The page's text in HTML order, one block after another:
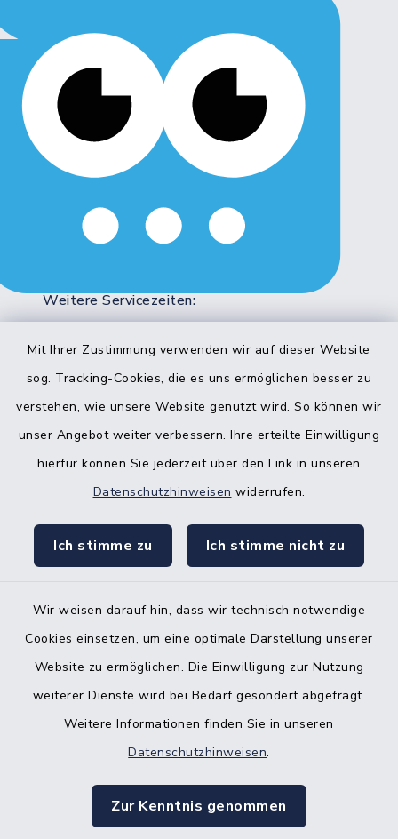
Mit Ihrer Zustimmung verwenden wir auf dieser Website
sog. Tracking-Cookies, die es uns ermöglichen besser zu
verstehen, wie unsere Website genutzt wird. So können wir
unser Angebot weiter verbessern. Ihre erteilte Einwilligung
hierfür können Sie jederzeit über den Link in unseren
Datenschutzhinweisen widerrufen.
Ich stimme zu Ich stimme nicht zu
Wir weisen darauf hin, dass wir technisch notwendige
Cookies einsetzen, um eine optimale Darstellung unserer
Website zu ermöglichen. Die Einwilligung zur Nutzung
weiterer Dienste wird bei Bedarf gesondert abgefragt.
Weitere Informationen finden Sie in unseren
Datenschutzhinweisen.
Zur Kenntnis genommen
Montag, Dienstag, Freitag:
8:00 - 12:00 Uhr
Donnerstag:
8:00 - 12:00 Uhr
Mittwoch:
Weitere Servicezeiten:
Bitte beachten Sie die abweichenden
Sprechzeiten in bestimmten Bereichen!
Quicklinks
Bürgerbüro Hohenwestedt
Bürgerbüro Aukrug
Bürgerbüro Hanerau-Hademarschen
Nebenstelle Padenstedt
KFZ-Zulassungsbehörde
Kontakt
Barrierefreiheit